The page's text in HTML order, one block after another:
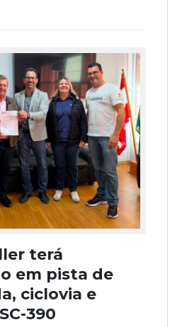
terá
em pista de
ciclovia e
390